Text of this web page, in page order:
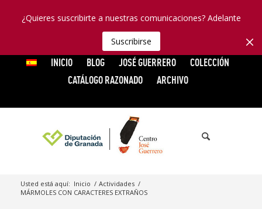
¿Quieres suscribirte a nuestras comunicaciones? Adelante
Suscribirse
INICIO BLOG JOSÉ GUERRERO
COLECCIÓN
CATÁLOGO RAZONADO
ARCHIVO
Usted está aquí: Inicio / Actividades /
MÁRMOLES CON CARACTERES EXTRAÑOS